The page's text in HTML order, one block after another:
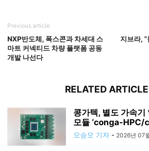
Previous article
NXP반도체, 폭스콘과 차세대 스
마트 커넥티드 차량 플랫폼 공동
개발 나선다
지브라,
RELATED
콩가텍, 별도 가속
모듈 ‘conga-HPC/
오승모 기자 - 2026년 07